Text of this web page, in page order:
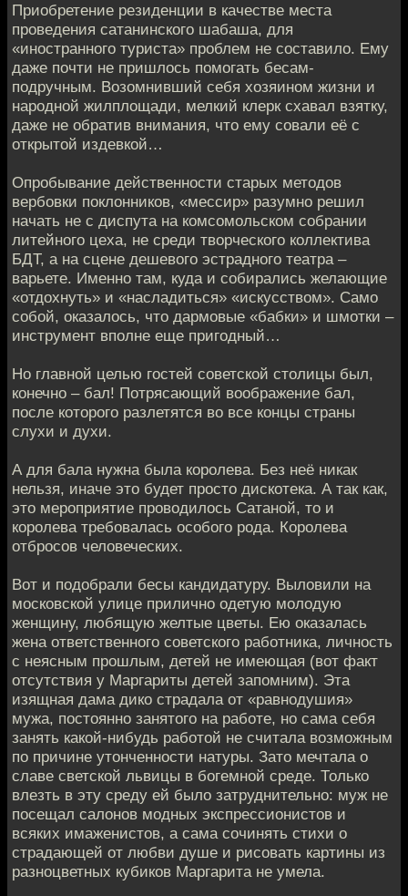
Приобретение резиденции в качестве места
проведения сатанинского шабаша, для
«иностранного туриста» проблем не составило. Ему
даже почти не пришлось помогать бесам-
подручным. Возомнивший себя хозяином жизни и
народной жилплощади, мелкий клерк схавал взятку,
даже не обратив внимания, что ему совали её с
открытой издевкой…
Опробывание действенности старых методов
вербовки поклонников, «мессир» разумно решил
начать не с диспута на комсомольском собрании
литейного цеха, не среди творческого коллектива
БДТ, а на сцене дешевого эстрадного театра –
варьете. Именно там, куда и собирались желающие
«отдохнуть» и «насладиться» «искусством». Само
собой, оказалось, что дармовые «бабки» и шмотки –
инструмент вполне еще пригодный…
Но главной целью гостей советской столицы был,
конечно – бал! Потрясающий воображение бал,
после которого разлетятся во все концы страны
слухи и духи.
А для бала нужна была королева. Без неё никак
нельзя, иначе это будет просто дискотека. А так как,
это мероприятие проводилось Сатаной, то и
королева требовалась особого рода. Королева
отбросов человеческих.
Вот и подобрали бесы кандидатуру. Выловили на
московской улице прилично одетую молодую
женщину, любящую желтые цветы. Ею оказалась
жена ответственного советского работника, личность
с неясным прошлым, детей не имеющая (вот факт
отсутствия у Маргариты детей запомним). Эта
изящная дама дико страдала от «равнодушия»
мужа, постоянно занятого на работе, но сама себя
занять какой-нибудь работой не считала возможным
по причине утонченности натуры. Зато мечтала о
славе светской львицы в богемной среде. Только
влезть в эту среду ей было затруднительно: муж не
посещал салонов модных экспрессионистов и
всяких имаженистов, а сама сочинять стихи о
страдающей от любви душе и рисовать картины из
разноцветных кубиков Маргарита не умела.